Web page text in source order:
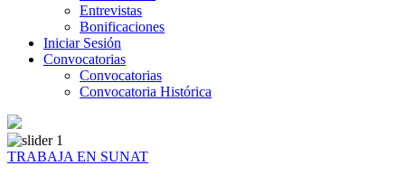
Entrevistas
Bonificaciones
Iniciar Sesión
Convocatorias
Convocatorias
Convocatoria Histórica
TRABAJA EN SUNAT